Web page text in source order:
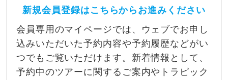
新規会員登録はこちらからお進みください
会員専用のマイページでは、ウェブでお申し
込みいただいた予約内容や予約履歴などがい
つでもご覧いただけます。新着情報として、
予約中のツアーに関するご案内やトラピック